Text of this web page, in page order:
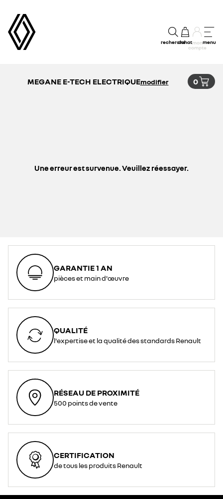
rechercheachatmon
compte
menu
MEGANE E-TECH ELECTRIQUEmodifier 0
Une erreur est survenue. Veuillez réessayer.
GARANTIE 1 AN
pièces et main d'œuvre
QUALITÉ
l'expertise et la qualité des standards Renault
RÉSEAU DE PROXIMITÉ
500 points de vente
CERTIFICATION
de tous les produits Renault